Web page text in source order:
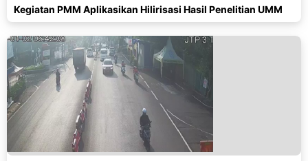
Kegiatan PMM Aplikasikan Hilirisasi Hasil Penelitian UMM